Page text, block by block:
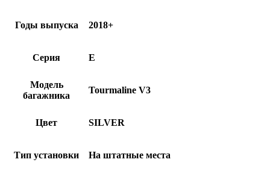
Годы выпуска 2018+
Серия E
Модель
багажника
Tourmaline V3
Цвет SILVER
Тип установки На штатные места